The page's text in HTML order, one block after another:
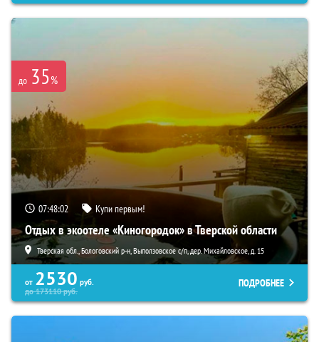
до 35%
07:48:01 Купи первым!
Отдых в экоотеле «Киногородок» в Тверской области
Тверская обл., Бологовский р-н, Выползовское с/п, дер. Михайловское, д. 15
от 2530 руб.
до173110руб.
ПОДРОБНЕЕ